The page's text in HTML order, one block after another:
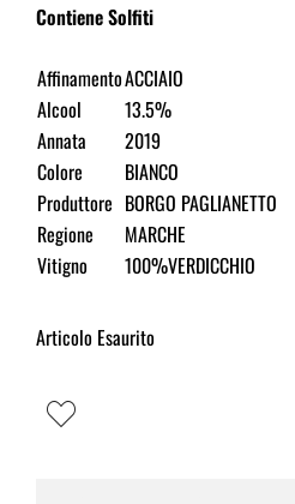
Contiene Solfiti
AffinamentoACCIAIO
Alcool
13.5%
Annata
2019
Colore
BIANCO
Produttore BORGO PAGLIANETTO
Regione
MARCHE
Vitigno
100%VERDICCHIO
Articolo Esaurito